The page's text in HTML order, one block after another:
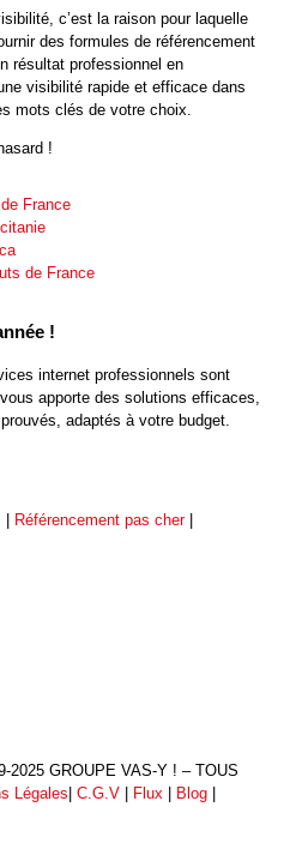
c’est la raison pour laquelle
des formules de référencement
résultat professionnel en
visibilité rapide et efficace dans
mots clés de votre choix.
!
France
de France
!
internet professionnels sont
apporte des solutions efficaces,
adaptés à votre budget.
Référencement pas cher|
2025 GROUPE VAS-Y ! – TOUS
Légales C.G.V Flux Blog